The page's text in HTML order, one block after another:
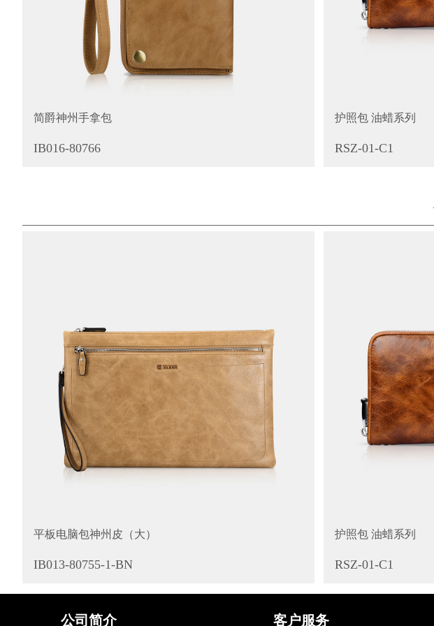
简爵神州手拿包
IB016-80766
护照包 油蜡系列
RSZ-01-C1
平板电脑包神州皮（大）
IB013-80755-1-BN
护照包 油蜡系列
RSZ-01-C1
公司简介 客户服务